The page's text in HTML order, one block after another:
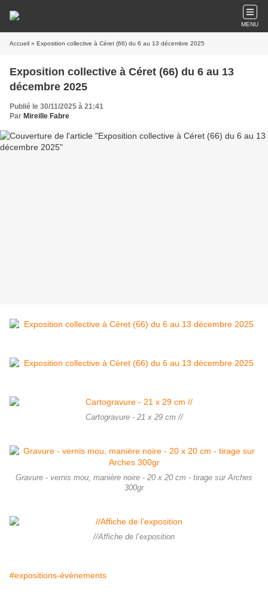
MENU
Accueil » Exposition collective à Céret (66) du 6 au 13 décembre 2025
Exposition collective à Céret (66) du 6 au 13
décembre 2025
Publié le 30/11/2025 à 21:41
Par Mireille Fabre
Cartogravure - 21 x 29 cm //
Gravure - vernis mou, manière noire - 20 x 20 cm - tirage sur Arches
300gr
//Affiche de l’exposition
#expositions-événements